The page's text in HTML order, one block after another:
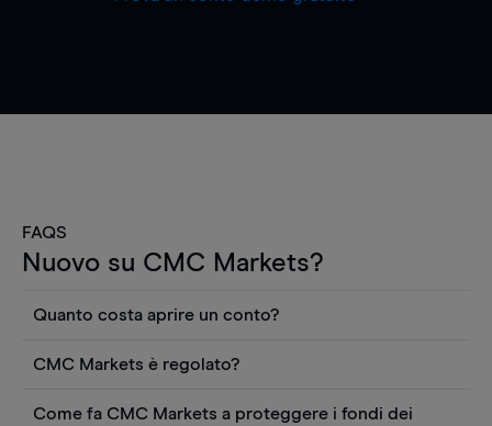
FAQS
Nuovo su CMC Markets?
Quanto costa aprire un conto?
Puoi anche visualizzare gratuitamente i prezzi e
utilizzare strumenti come grafici, notizie Reuters
CMC Markets è regolato?
Come fa CMC Markets a proteggere i fondi dei